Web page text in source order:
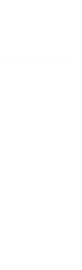
って商売の仕組み